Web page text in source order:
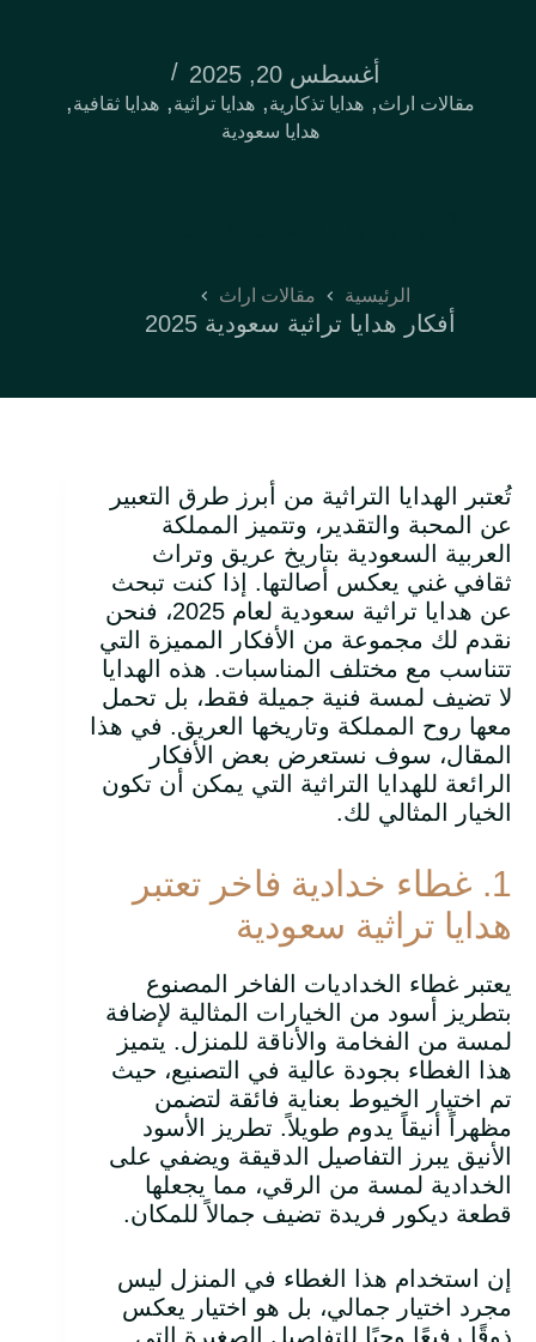
أغسطس 20, 2025
مقالات اراث,هدايا تذكارية,هدايا تراثية,هدايا ثقافية,
هدايا سعودية
الرئيسية مقالات اراث
أفكار هدايا تراثية سعودية 2025
تُعتبر الهدايا التراثية من أبرز طرق التعبير
عن المحبة والتقدير، وتتميز المملكة
العربية السعودية بتاريخ عريق وتراث
ثقافي غني يعكس أصالتها. إذا كنت تبحث
عن هدايا تراثية سعودية لعام 2025، فنحن
نقدم لك مجموعة من الأفكار المميزة التي
تتناسب مع مختلف المناسبات. هذه الهدايا
لا تضيف لمسة فنية جميلة فقط، بل تحمل
معها روح المملكة وتاريخها العريق. في هذا
المقال، سوف نستعرض بعض الأفكار
الرائعة للهدايا التراثية التي يمكن أن تكون
الخيار المثالي لك.
1. غطاء خدادية فاخر تعتبر
هدايا تراثية سعودية
يعتبر غطاء الخداديات الفاخر المصنوع
بتطريز أسود من الخيارات المثالية لإضافة
لمسة من الفخامة والأناقة للمنزل. يتميز
هذا الغطاء بجودة عالية في التصنيع، حيث
تم اختيار الخيوط بعناية فائقة لتضمن
مظهراً أنيقاً يدوم طويلاً. تطريز الأسود
الأنيق يبرز التفاصيل الدقيقة ويضفي على
الخدادية لمسة من الرقي، مما يجعلها
قطعة ديكور فريدة تضيف جمالاً للمكان.
إن استخدام هذا الغطاء في المنزل ليس
مجرد اختيار جمالي، بل هو اختيار يعكس
ذوقًا رفيعًا وحبًا للتفاصيل الصغيرة التي